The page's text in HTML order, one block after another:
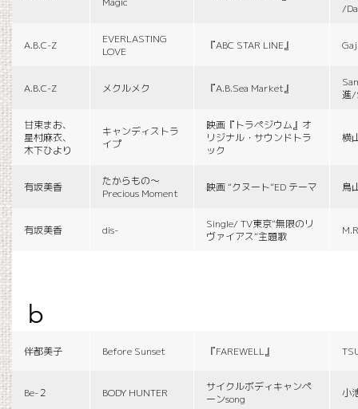
/
A.B.C-Z
EVERLASTING
LOVE
『ABC STAR LINE』
A.B.C-Z メクルメク 『A.B.Sea Market』
進/
甘束まお、
星村麻衣、
木下ひより
キャンディストラ
イプ
映画『トラペジウム』オ
リジナル・サウンドトラ
ック
横
有坂美香
たからもの〜
Precious Moment
映画 “クヌート”ED テーマ 鳥
有坂美香 dis-
Single/ TV東京“無限のリ
ヴァイアス”主題歌
b
伴都美子 Before Sunset 『FAREWELL』
Be-２ BODY HUNTER
サイクルボディキャンペ
ーンsong
小